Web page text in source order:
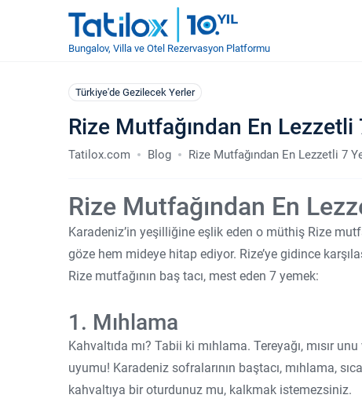
Bungalov, Villa ve Otel Rezervasyon Platformu
Türkiye'de Gezilecek Yerler
Rize Mutfağından En Lezzetli
Tatilox.com Blog Rize Mutfağından En Lezzetli 7
Rize Mutfağından En
Karadeniz’in yeşilliğine eşlik eden o müthiş Rize
göze hem mideye hitap ediyor. Rize’ye gidince
Rize mutfağının baş tacı, mest eden 7 yemek:
1. Mıhlama
Kahvaltıda mı? Tabii ki mıhlama. Tereyağı, mısır
uyumu! Karadeniz sofralarının baştacı, mıhlama,
kahvaltıya bir oturdunuz mu, kalkmak istemezsiniz.